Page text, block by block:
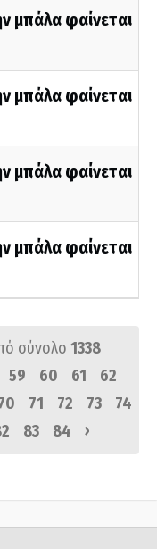
μπάλα φαίνεται
μπάλα φαίνεται
μπάλα φαίνεται
μπάλα φαίνεται
σύνολο 1338
59 60 61
62
71 72 73
74
83 84 ›